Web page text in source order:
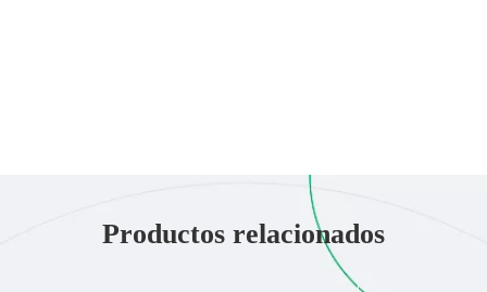
Productos relacionados